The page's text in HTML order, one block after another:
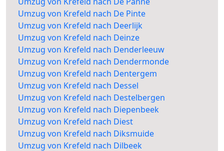
Umzug von Krefeld nach De Pinte
Umzug von Krefeld nach Deerlijk
Umzug von Krefeld nach Deinze
Umzug von Krefeld nach Denderleeuw
Umzug von Krefeld nach Dendermonde
Umzug von Krefeld nach Dentergem
Umzug von Krefeld nach Dessel
Umzug von Krefeld nach Destelbergen
Umzug von Krefeld nach Diepenbeek
Umzug von Krefeld nach Diest
Umzug von Krefeld nach Diksmuide
Umzug von Krefeld nach Dilbeek